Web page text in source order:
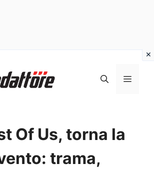
Of Us, torna la
trama,